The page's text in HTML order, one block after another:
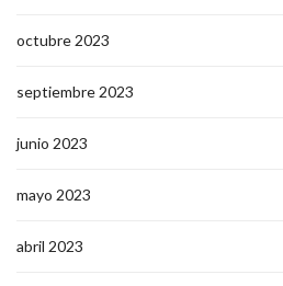
octubre 2023
septiembre 2023
junio 2023
mayo 2023
abril 2023